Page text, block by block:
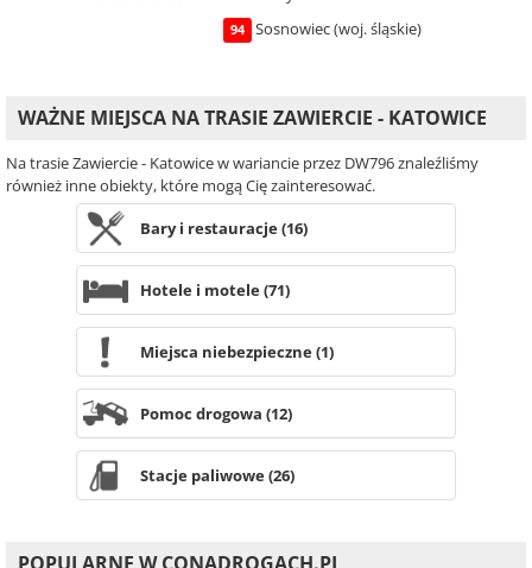
94 Sosnowiec (woj. śląskie)
WAŻNE MIEJSCA NA TRASIE ZAWIERCIE - KATOWICE
Na trasie Zawiercie - Katowice w wariancie przez DW796 znaleźliśmy
również inne obiekty, które mogą Cię zainteresować.
Bary i restauracje (16)
Hotele i motele (71)
Miejsca niebezpieczne (1)
Pomoc drogowa (12)
Stacje paliwowe (26)